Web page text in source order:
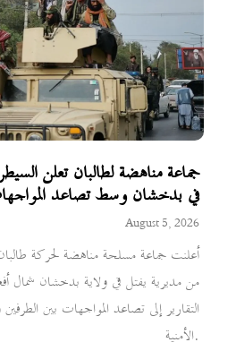
جماعة مناهضة لطالبان تعلن
في بدخشان وسط تصاعد
August 5, 2026
أعلنت جماعة مسلحة مناهضة لحركة
من مديرية يفتل في ولاية بدخشان شمال
التقارير إلى تصاعد المواجهات بين الطرفين
الأمنية.